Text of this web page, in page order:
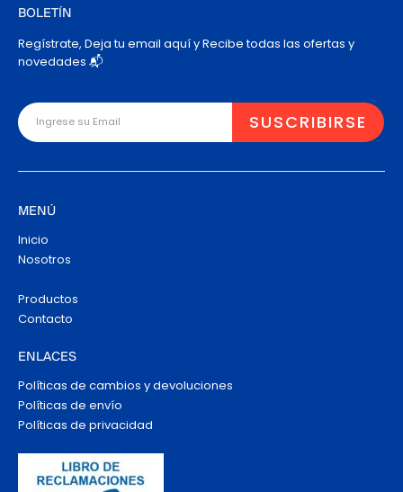
BOLETÍN
Regístrate, Deja tu email aquí y Recibe todas las ofertas y
novedades 📬
MENÚ
Inicio
Nosotros
Productos
Contacto
ENLACES
Políticas de cambios y devoluciones
Políticas de envío
Políticas de privacidad